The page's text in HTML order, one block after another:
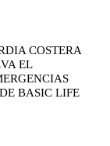
COSTERA
EL
BASIC LIFE